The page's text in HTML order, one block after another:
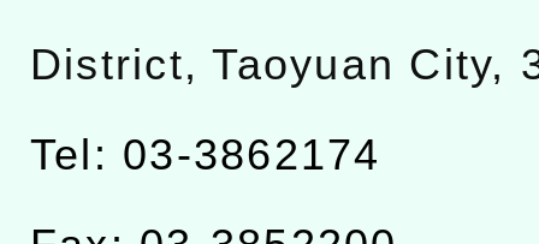
District, Taoyuan City,
Tel: 03-3862174